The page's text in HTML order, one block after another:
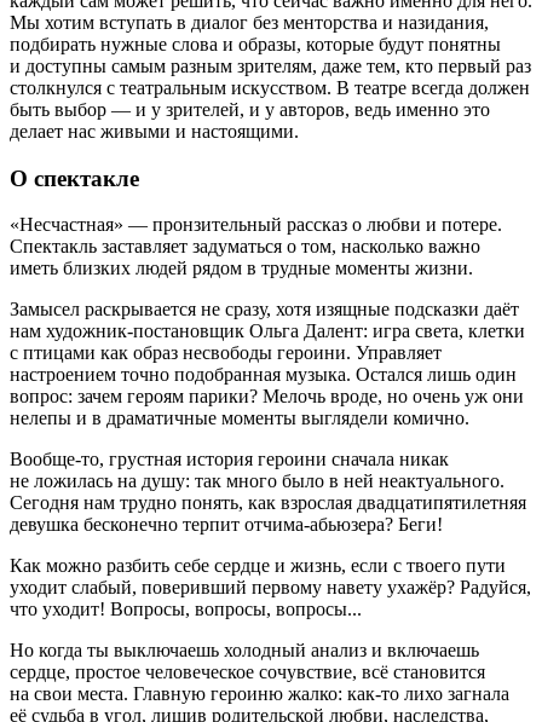
Мы хотим вступать в диалог без менторства и назидания,
подбирать нужные слова и образы, которые будут понятны
и доступны самым разным зрителям, даже тем, кто первый раз
столкнулся с театральным искусством. В театре всегда должен
быть выбор — и у зрителей, и у авторов, ведь именно это
делает нас живыми и настоящими.
О спектакле
«Несчастная» — пронзительный рассказ о любви и потере.
Спектакль заставляет задуматься о том, насколько важно
иметь близких людей рядом в трудные моменты жизни.
Замысел раскрывается не сразу, хотя изящные подсказки даёт
нам художник-постановщик Ольга Далент: игра света, клетки
с птицами как образ несвободы героини. Управляет
настроением точно подобранная музыка. Остался лишь один
вопрос: зачем героям парики? Мелочь вроде, но очень уж они
нелепы и в драматичные моменты выглядели комично.
Вообще-то, грустная история героини сначала никак
не ложилась на душу: так много было в ней неактуального.
Сегодня нам трудно понять, как взрослая двадцатипятилетняя
девушка бесконечно терпит отчима-абьюзера? Беги!
Как можно разбить себе сердце и жизнь, если с твоего пути
уходит слабый, поверивший первому навету ухажёр? Радуйся,
что уходит! Вопросы, вопросы, вопросы...
Но когда ты выключаешь холодный анализ и включаешь
сердце, простое человеческое сочувствие, всё становится
на свои места. Главную героиню жалко: как-то лихо загнала
её судьба в угол, лишив родительской любви, наследства,